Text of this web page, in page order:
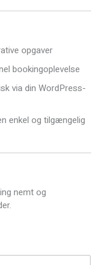
opgaver
bookingoplevelse
via din WordPress-
enkel og tilgængelig
nemt og